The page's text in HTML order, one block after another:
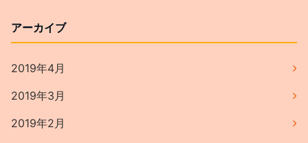
アーカイブ
2019年4月
2019年3月
2019年2月